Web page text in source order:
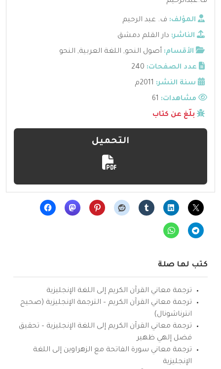
المؤلف: ف. عبد الرحيم
الناشر: دار القلم دمشق
الأقسام: أصول النحو, اللغة العربية, النحو
عدد الصفحات: 240
سنة النشر: 2011م
مشاهدات:
بلّغ عن كتاب
التحميل
كتب لها صلة
ترجمة معاني القرآن الكريم إلى اللغة الإنجليزية
ترجمة معاني القرآن الكريم – الترجمة الإنجليزية (صحيح
انترناشونال)
ترجمة معاني القرآن الكريم إلى اللغة الإنجليزية – تحقيق
فضل إلهي ظهير
ترجمة معاني سورة الفاتحة مع الزهراوين إلى اللغة
الإنجليزية